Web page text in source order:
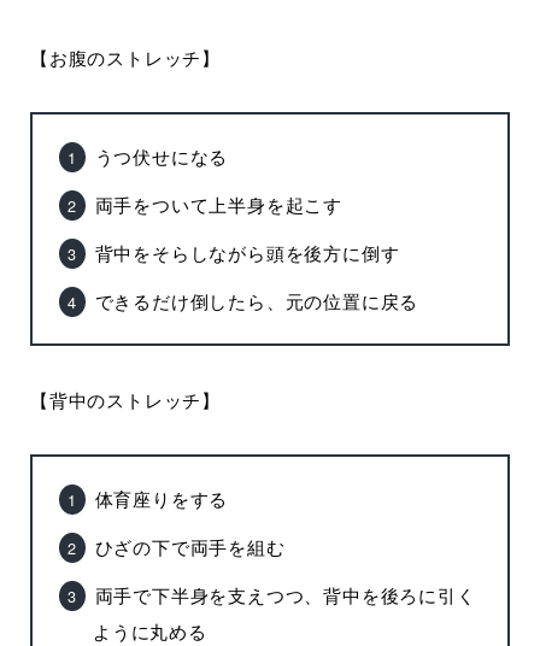
【お腹のストレッチ】
うつ伏せになる
両手をついて上半身を起こす
背中をそらしながら頭を後方に倒す
できるだけ倒したら、元の位置に戻る
【背中のストレッチ】
体育座りをする
ひざの下で両手を組む
両手で下半身を支えつつ、背中を後ろに引く
ように丸める